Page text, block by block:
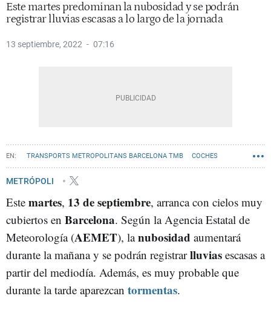
Este martes predominan la nubosidad y se podrán
registrar lluvias escasas a lo largo de la jornada
13 septiembre, 2022 07:16
TRANSPORTS METROPOLITANS BARCELONA TMB COCHES
METRO BARCELONA
METRÓPOLI
Este martes, 13 de septiembre, arranca con cielos muy
cubiertos en Barcelona. Según la Agencia Estatal de
Meteorología (AEMET), lanubosidad aumentará
durante la mañana y se podrán registrarlluvias escasas a
partir del mediodía. Además, es muy probable que
durante la tarde aparezcan tormentas.